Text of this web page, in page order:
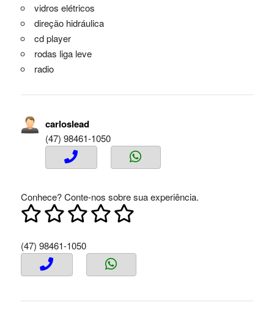
vidros elétricos
direção hidráulica
cd player
rodas liga leve
radio
carloslead
(47) 98461-1050
Conhece? Conte-nos sobre sua experiência.
(47) 98461-1050